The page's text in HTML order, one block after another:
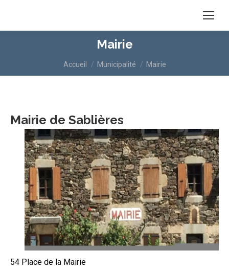
Mairie
Vous êtes ici :
Accueil Municipalité Mairie
Mairie de Sablières
54 Place de la Mairie